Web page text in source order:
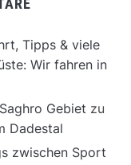
Tipps & viele
Wir fahren in
Gebiet zu
Dadestal
zwischen Sport